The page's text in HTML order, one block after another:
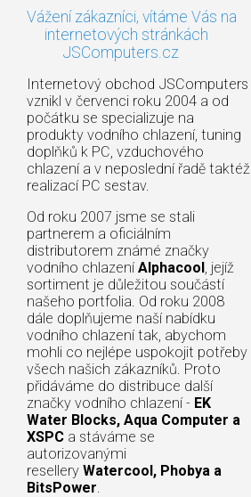
Vážení zákazníci, vítáme Vás na
internetových stránkách
JSComputers.cz
Internetový obchod JSComputers
vznikl v červenci roku 2004 a od
počátku se specializuje na
produkty vodního chlazení, tuning
doplňků k PC, vzduchového
chlazení a v neposlední řadě taktéž
realizací PC sestav.
Od roku 2007 jsme se stali
partnerem a oficiálním
distributorem známé značky
vodního chlazení Alphacool, jejíž
sortiment je důležitou součástí
našeho portfolia. Od roku 2008
dále doplňujeme naší nabídku
vodního chlazení tak, abychom
mohli co nejlépe uspokojit potřeby
všech našich zákazníků. Proto
přidáváme do distribuce další
značky vodního chlazení - EK
Water Blocks, Aqua Computer a
XSPC a stáváme se
autorizovanými
resellery Watercool, Phobya a
BitsPower.